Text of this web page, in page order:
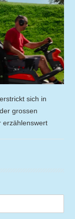
sich in
grossen
erzählenswert